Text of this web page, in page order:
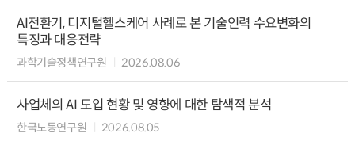
AI전환기, 디지털헬스케어 사례로 본 기술인력 수요변화의
특징과 대응전략
과학기술정책연구원 2026.08.06
사업체의 AI 도입 현황 및 영향에 대한 탐색적 분석
한국노동연구원 2026.08.05